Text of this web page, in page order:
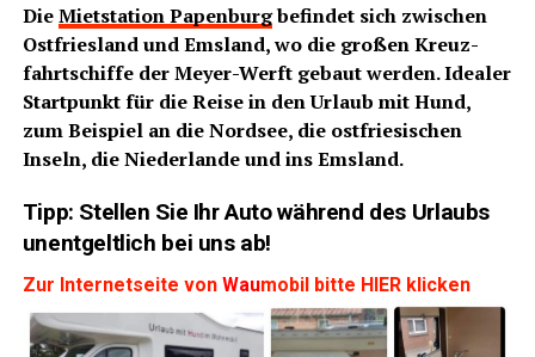
DieMiet­sta­ti­on Papen­burgbefin­det sich zwi­schen
Ost­fries­land und Ems­land, wo die gro­ßen Kreuz­
fahrt­schif­fe der Mey­er-Werft gebaut wer­den. Idea­ler
Start­punkt für die Rei­se in den Urlaub mit Hund,
zum Bei­spiel an die Nord­see, die ost­frie­si­schen
Inseln, die Nie­der­lan­de und ins Emsland.
Tipp: Stel­len Sie Ihr Auto wäh­rend des Urlaubs
unent­gelt­lich bei uns ab!
Zur Inter­net­sei­te von Waumobil bit­te HIER klicken